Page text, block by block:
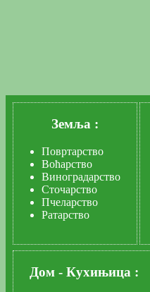
Земља :
Повртарство
Воћарство
Виноградарство
Сточарство
Пчеларство
Ратарство
Дом - Кухињица :